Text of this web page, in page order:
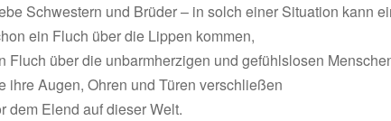
Schwestern und Brüder – in solch einer Situation kann
ein Fluch über die Lippen kommen,
Fluch über die unbarmherzigen und gefühlslosen
ihre Augen, Ohren und Türen verschließen
dem Elend auf dieser Welt.